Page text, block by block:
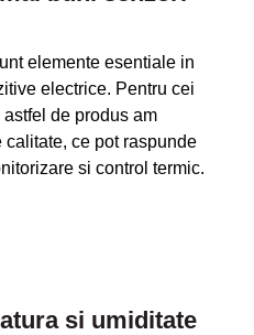
elemente esentiale in
electrice. Pentru cei
de produs am
ce pot raspunde
si control termic.
si umiditate